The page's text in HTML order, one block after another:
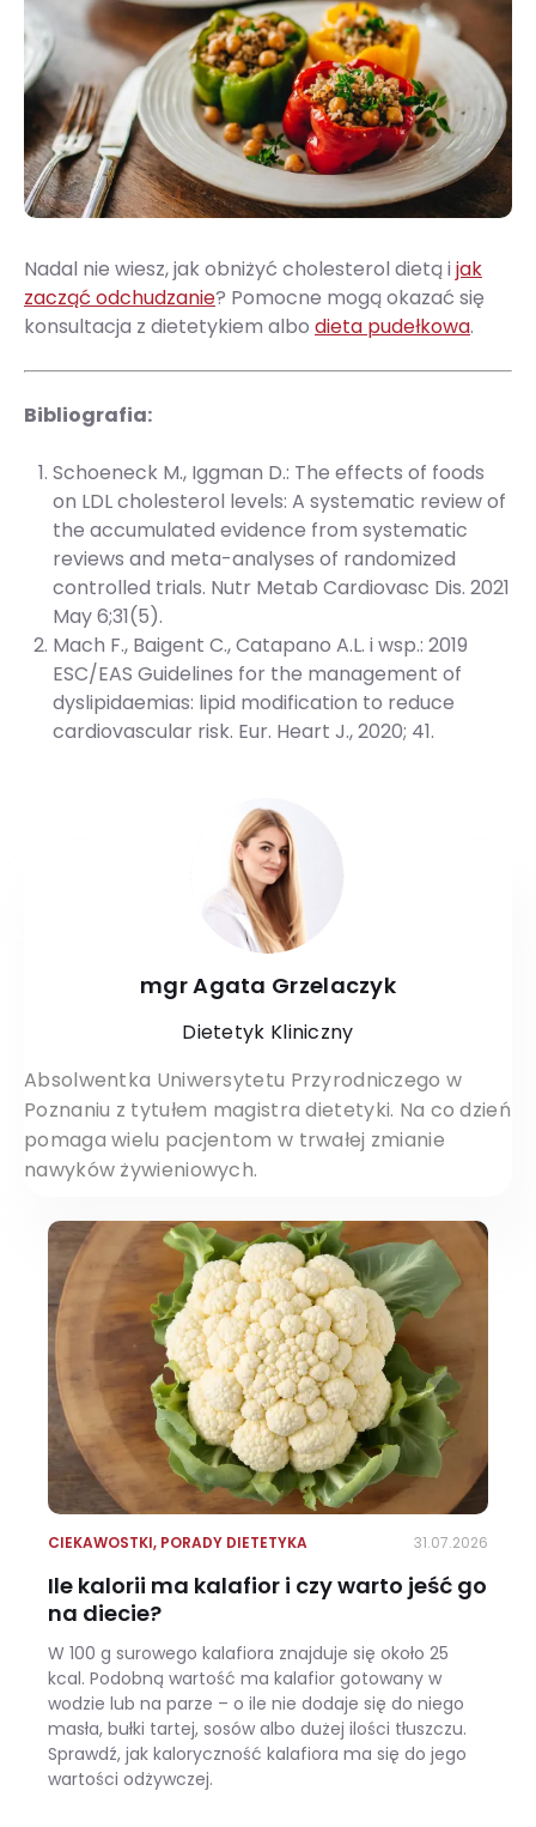
Nadal nie wiesz, jak obniżyć cholesterol dietą i jak
zacząć odchudzanie? Pomocne mogą okazać się
konsultacja z dietetykiem albo dieta pudełkowa.
Bibliografia:
Schoeneck M., Iggman D.: The effects of foods
on LDL cholesterol levels: A systematic review of
the accumulated evidence from systematic
reviews and meta-analyses of randomized
controlled trials. Nutr Metab Cardiovasc Dis. 2021
May 6;31(5).
Mach F., Baigent C., Catapano A.L. i wsp.: 2019
ESC/EAS Guidelines for the management of
dyslipidaemias: lipid modification to reduce
cardiovascular risk. Eur. Heart J., 2020; 41.
mgr Agata Grzelaczyk
Dietetyk Kliniczny
Absolwentka Uniwersytetu Przyrodniczego w
Poznaniu z tytułem magistra dietetyki. Na co dzień
pomaga wielu pacjentom w trwałej zmianie
nawyków żywieniowych.
CIEKAWOSTKI, PORADY DIETETYKA 31.07.2026
Ile kalorii ma kalafior i czy warto jeść go
na diecie?
W 100 g surowego kalafiora znajduje się około 25
kcal. Podobną wartość ma kalafior gotowany w
wodzie lub na parze – o ile nie dodaje się do niego
masła, bułki tartej, sosów albo dużej ilości tłuszczu.
Sprawdź, jak kaloryczność kalafiora ma się do jego
wartości odżywczej.